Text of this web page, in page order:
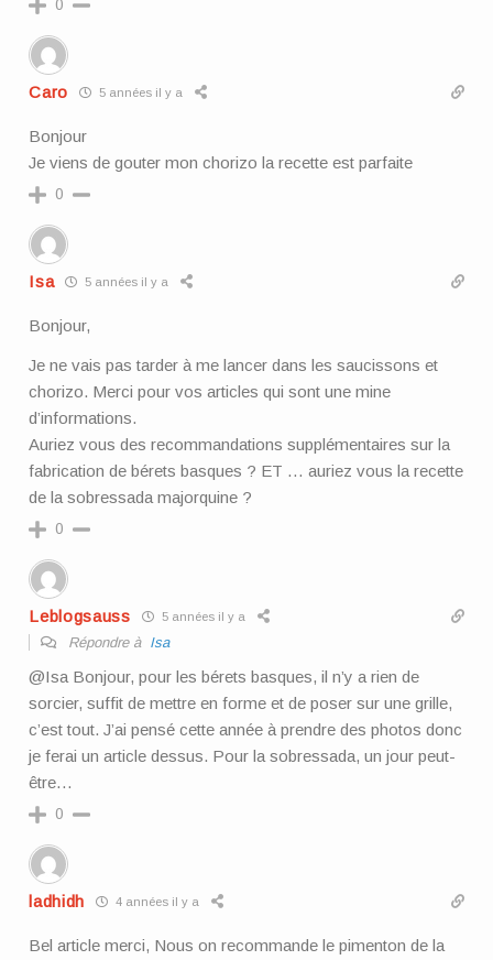
0
Caro 5 années il y a
Bonjour
Je viens de gouter mon chorizo la recette est parfaite
0
Isa 5 années il y a
Bonjour,
Je ne vais pas tarder à me lancer dans les saucissons et
chorizo. Merci pour vos articles qui sont une mine
d’informations.
Auriez vous des recommandations supplémentaires sur la
fabrication de bérets basques ? ET … auriez vous la recette
de la sobressada majorquine ?
0
Leblogsauss 5 années il y a
Répondre à Isa
@Isa Bonjour, pour les bérets basques, il n’y a rien de
sorcier, suffit de mettre en forme et de poser sur une grille,
c’est tout. J’ai pensé cette année à prendre des photos donc
je ferai un article dessus. Pour la sobressada, un jour peut-
être…
0
ladhidh 4 années il y a
Bel article merci, Nous on recommande le pimenton de la